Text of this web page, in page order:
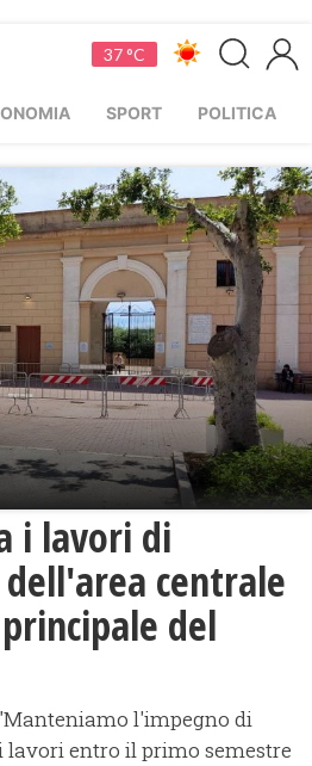
37 °C
SPORT POLITICA
i lavori di
centrale
del
l'impegno di
lavori entro il primo semestre